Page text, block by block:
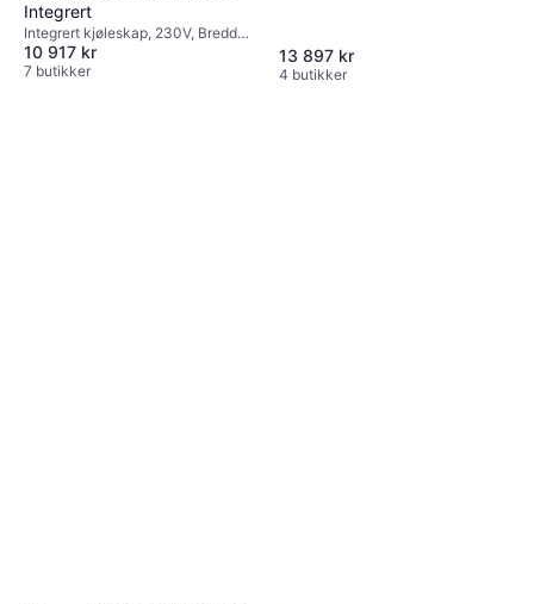
Integrert
Integrert kjøleskap, 230V, Bredde:
60cm, Høyde: 177.2cm
10 917 kr
7 butikker
13 897 kr
4 butikker